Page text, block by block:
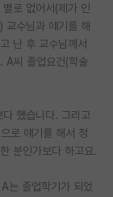
로 없어서(제가 인
교수님과 얘기를 해
난 후 교수님께서
A씨 졸업요건(학술
했습니다. 그리고
로 얘기를 해서 정
분인가보다 하고요.
는 졸업학기가 되었